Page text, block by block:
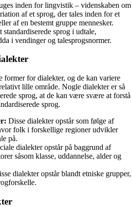
inden for lingvistik – videnskaben om
af et sprog, der tales inden for et
af en bestemt gruppe mennesker.
sprog i udtale,
i vendinger og talesprogsnormer.
former for dialekter, og de kan variere
lille område. Nogle dialekter er så
sprog, at de kan være svære at forstå
sprog.
Disse dialekter opstår som følge af
folk i forskellige regioner udvikler
på.
dialekter opstår på baggrund af
såsom klasse, uddannelse, alder og
dialekter opstår blandt etniske grupper,